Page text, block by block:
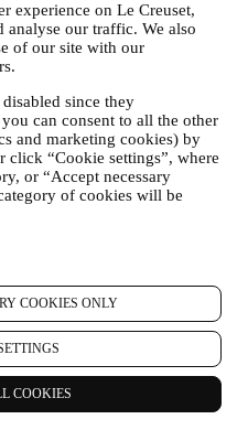
experience on Le Creuset,
analyse our traffic. We also
of our site with our
since they
can consent to all the other
and marketing cookies) by
“Cookie settings”, where
or “Accept necessary
of cookies will be
COOKIES ONLY
COOKIES
onlineidentifikatorer - såsom IP-
besökslängd samt
besökare och vilket
dig i), som samlas in under
om du är en registrerad
av loggar och/eller
(information om
finns i vårpolicy gällande
och annonser eller för
kommer vi inte kunna identifiera
samt
dina meddelanden,
dig när du använder
information
skyddas som sådana och
i paragraf H) nedan.